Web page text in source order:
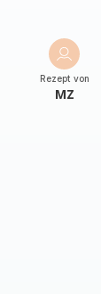
Rezept von
MZ